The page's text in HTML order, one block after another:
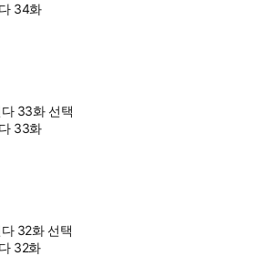
34화
33화 선택
33화
32화 선택
32화